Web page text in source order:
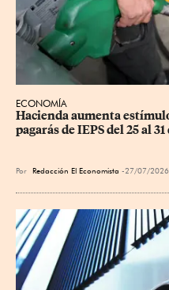
ECONOMÍA
Hacienda aumenta
pagarás de IEPS del 25 al
Por Redacción El Economista 27/07/